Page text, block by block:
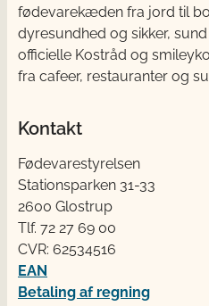
fødevarekæden fra jord til
dyresundhed og sikker,
officielle Kostråd og
fra cafeer, restauranter og
Kontakt
Fødevarestyrelsen
Stationsparken 31-33
2600 Glostrup
Tlf. 72 2​​​7 69 00
CVR: 62534516
EAN
Betaling af regning